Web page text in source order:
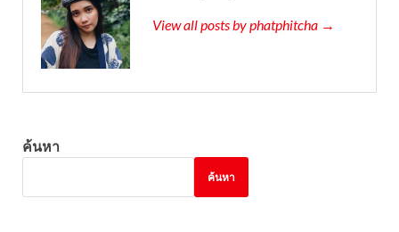
View all posts by phatphitcha →
ค้นหา
ค้นหา